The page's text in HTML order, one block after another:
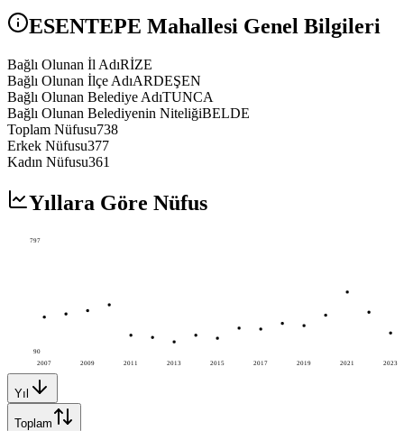
ESENTEPE Mahallesi Genel Bilgileri
Bağlı Olunan İl AdıRİZE
Bağlı Olunan İlçe AdıARDEŞEN
Bağlı Olunan Belediye AdıTUNCA
Bağlı Olunan Belediyenin NiteliğiBELDE
Toplam Nüfusu738
Erkek Nüfusu377
Kadın Nüfusu361
Yıllara Göre Nüfus
2007 2009 2011 2013 2015 2017 2019 2021 2023
797
90
Yıl
Toplam